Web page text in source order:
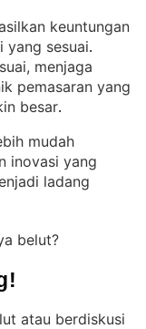
keuntungan
yang sesuai
menjaga
pemasaran yang
besar.
mudah
inovasi yang
ladang
belut?
atau berdiskusi